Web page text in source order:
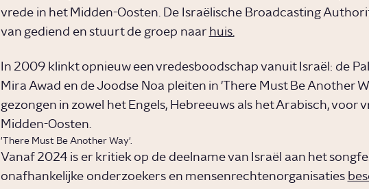
vrede in het Midden-Oosten. De Israëlische Broadcasting
van gediend en stuurt de groep naar huis.
In 2009 klinkt opnieuw een vredesboodschap vanuit Israël: de
Mira Awad en de Joodse Noa pleiten in 'There Must Be Another
gezongen in zowel het Engels, Hebreeuws als het Arabisch, voor
Midden-Oosten.
'There Must Be Another Way'.
Vanaf 2024 is er kritiek op de deelname van Israël aan het
onafhankelijke onderzoekers en mensenrechtenorganisaties